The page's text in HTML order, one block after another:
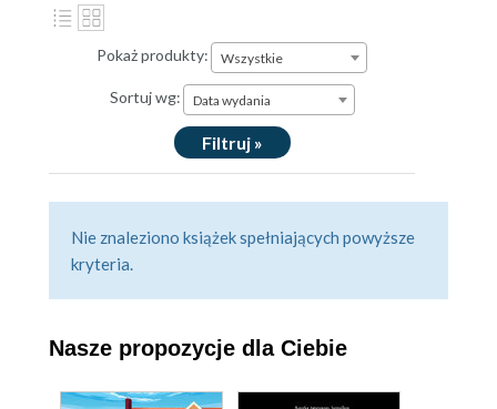
Pokaż produkty: Wszystkie
Sortuj wg: Data wydania
Filtruj »
Nie znaleziono książek spełniających powyższe
kryteria.
Nasze propozycje dla Ciebie